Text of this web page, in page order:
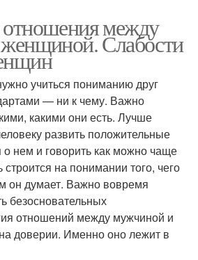
между
Слабости
учиться пониманию друг
— ни к чему. Важно
какими они есть. Лучше
развить положительные
о нем и говорить как можно чаще
на понимании того, чего
он думает. Важно вовремя
безосновательных
отношений между мужчиной и
доверии. Именно оно лежит в